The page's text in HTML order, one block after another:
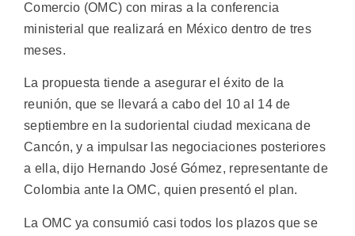
Comercio (OMC) con miras a la conferencia
ministerial que realizará en México dentro de tres
meses.
La propuesta tiende a asegurar el éxito de la
reunión, que se llevará a cabo del 10 al 14 de
septiembre en la sudoriental ciudad mexicana de
Cancón, y a impulsar las negociaciones posteriores
a ella, dijo Hernando José Gómez, representante de
Colombia ante la OMC, quien presentó el plan.
La OMC ya consumió casi todos los plazos que se